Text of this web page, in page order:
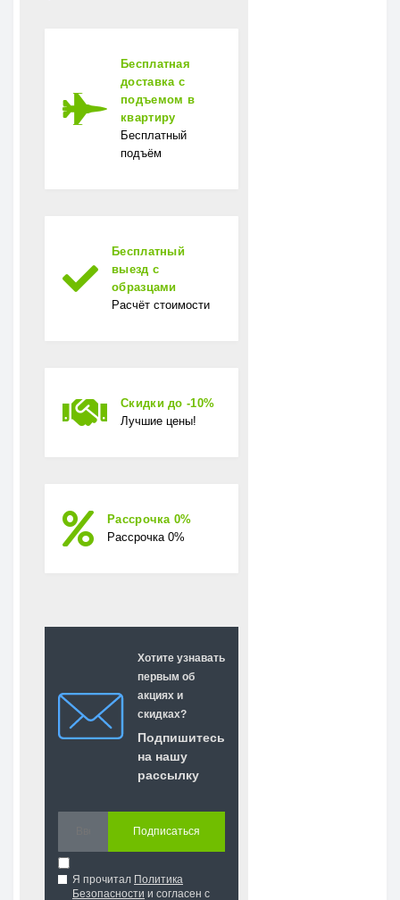
Гарантия
Бесплатная
доставка с
подъемом в
квартиру
Бесплатный
подъём
Бесплатный
выезд с
образцами
Расчёт стоимости
Скидки до -10%
Лучшие цены!
Рассрочка 0%
Рассрочка 0%
Хотите узнавать
первым об
акциях и
скидках?
Подпишитесь
на нашу
рассылку
Подписаться
Я прочитал Политика
Безопасности и согласен с